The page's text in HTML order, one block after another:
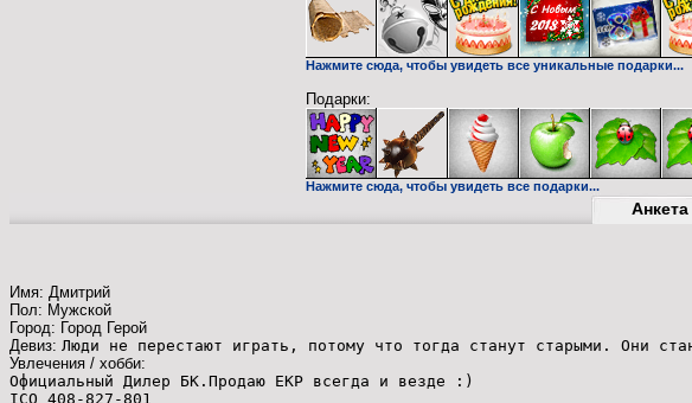
Нажмите сюда, чтобы увидеть все уникальные подарки...
Подарки:
Нажмите сюда, чтобы увидеть все подарки...
Анкета
Имя: Дмитрий
Пол: Мужской
Город: Город Герой
Девиз: Люди не перестают играть, потому что тогда станут старыми. Они
Увлечения / хобби:
Официальный Дилер БК.Продаю ЕКР всегда и везде :)
ICQ 408-827-801